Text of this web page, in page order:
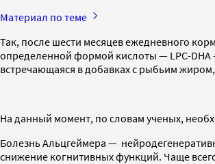
Материал по теме
Так, после шести месяцев ежедневного
определенной формой кислоты — LPC-DHA
встречающаяся в добавках с рыбьим
На данный момент, по словам ученых,
Болезнь Альцгеймера —
снижение когнитивных функций. Чаще